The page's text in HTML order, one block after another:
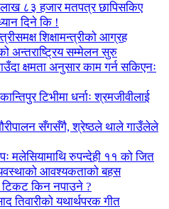
८३ हजार मतपत्र छापिसकिए
दिने कि !
शिक्षामन्त्रीको आग्रह
अन्तराष्ट्रिय सम्मेलन सुरु
क्षमता अनुसार काम गर्न सकिएनः
टिभीमा धर्नाः श्रमजीवीलाई
सँगसँगै, श्रेष्ठले थाले गाउँलेले
मलेसियामाथि रुपन्देही ११ को जित
आवश्यकताको बहस
किन नपाउने ?
तिवारीको यथार्थपरक गीत